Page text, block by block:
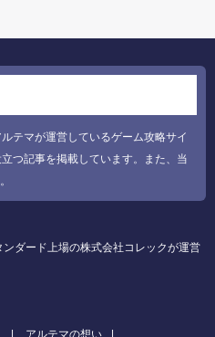
テマが運営しているゲーム攻略サイ
つ記事を掲載しています。また、当
ンダード上場の株式会社コレックが運営